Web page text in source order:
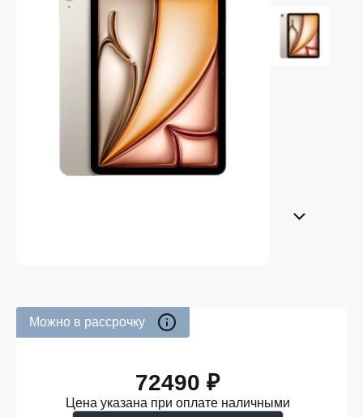
Можно в рассрочку
72490 ₽
Цена указана при оплате наличными